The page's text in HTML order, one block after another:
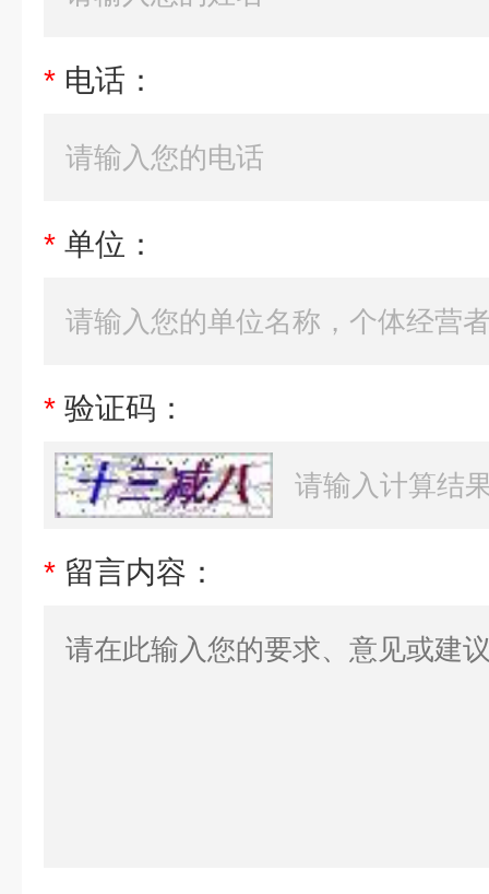
* 电话：
* 单位：
* 验证码：
* 留言内容：